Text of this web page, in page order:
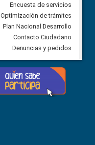
Veeduría Ciudadana para
construcción del asfaltado de
diferentes barrios del sector
Ballenita del cantón Santa
7 agosto, 2026
Next
Encuesta de servicios
Optimización de trámites
Plan Nacional Desarrollo
Contacto Ciudadano
Denuncias y pedidos